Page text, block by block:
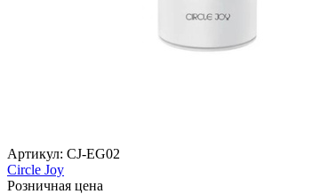
Артикул: CJ-EG02
Circle Joy
Розничная цена